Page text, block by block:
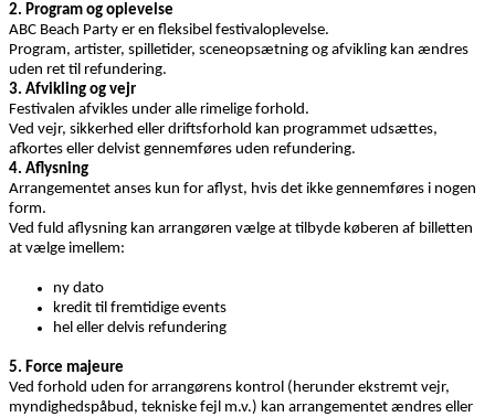
2. Program og oplevelse
ABC Beach Party er en fleksibel festivaloplevelse.
Program, artister, spilletider, sceneopsætning og afvikling kan ændres
uden ret til refundering.
3. Afvikling og vejr
Festivalen afvikles under alle rimelige forhold.
Ved vejr, sikkerhed eller driftsforhold kan programmet udsættes,
afkortes eller delvist gennemføres uden refundering.
4. Aflysning
Arrangementet anses kun for aflyst, hvis det ikke gennemføres i nogen
form.
Ved fuld aflysning kan arrangøren vælge at tilbyde køberen af billetten
at vælge imellem:
ny dato
kredit til fremtidige events
hel eller delvis refundering
5. Force majeure
Ved forhold uden for arrangørens kontrol (herunder ekstremt vejr,
myndighedspåbud, tekniske fejl m.v.) kan arrangementet ændres eller